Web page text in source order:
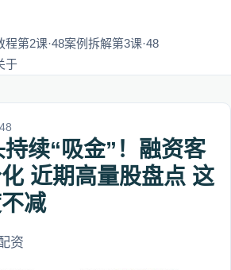
程第2课·48案例拆解第3课·48
于
续“吸金”！融资客
近期高量股盘点 这
减
资